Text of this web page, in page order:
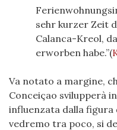
sehr kurzer Zeit
Calanca-Kreol,
erworben habe. (
Va notato a margine,
Conceiçao svilupperà
influenzata dalla
vedremo tra poco, si